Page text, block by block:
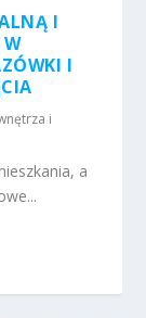
I
W
I
i
a